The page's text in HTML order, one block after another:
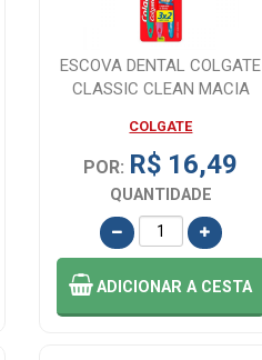
ESCOVA DENTAL COLGATE
CLASSIC CLEAN MACIA
COLGATE
POR: R$ 16,49
QUANTIDADE
ADICIONARA CESTA